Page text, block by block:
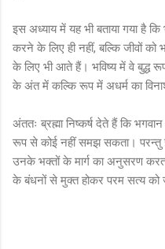
इस अध्याय में यह भी बताया गया है
करने के लिए ही नहीं, बल्कि जीवों को
के लिए भी आते हैं। भविष्य में वे बुद्ध
के अंत में कल्कि रूप में अधर्म का
अंततः ब्रह्मा निष्कर्ष देते हैं कि
रूप से कोई नहीं समझ सकता। परन्तु
उनके भक्तों के मार्ग का अनुसरण
के बंधनों से मुक्त होकर परम सत्य को